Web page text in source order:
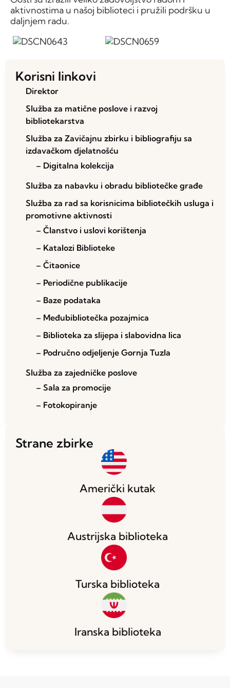
aktivnostima u našoj biblioteci i pružili podršku u
daljnjem radu.
Korisni linkovi
Direktor
Služba za matične poslove i razvoj
bibliotekarstva
Služba za Zavičajnu zbirku i bibliografiju sa
izdavačkom djelatnošću
– Digitalna kolekcija
Služba za nabavku i obradu bibliotečke građe
Služba za rad sa korisnicima bibliotečkih usluga i
promotivne aktivnosti
– Članstvo i uslovi korištenja
– Katalozi Biblioteke
– Čitaonice
– Periodične publikacije
– Baze podataka
– Međubibliotečka pozajmica
– Biblioteka za slijepa i slabovidna lica
– Područno odjeljenje Gornja Tuzla
Služba za zajedničke poslove
– Sala za promocije
– Fotokopiranje
Strane zbirke
Američki kutak
Austrijska biblioteka
Turska biblioteka
Iranska biblioteka